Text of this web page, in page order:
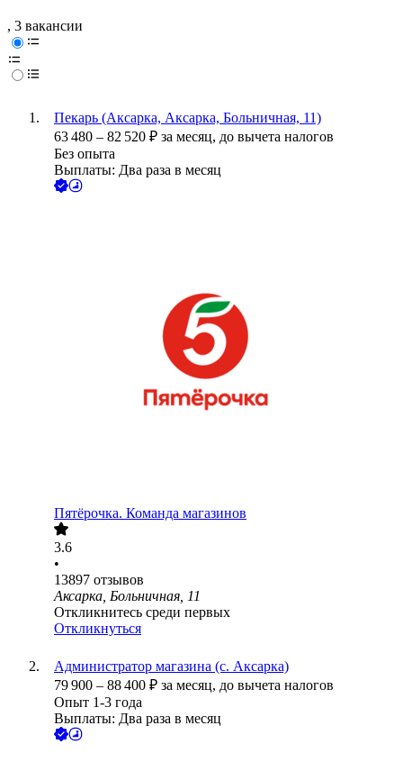
, 3 вакансии
Пекарь (Аксарка, Аксарка, Больничная, 11)
63 480 – 82 520 ₽ за месяц, до вычета налогов
Без опыта
Выплаты: Два раза в месяц
Пятёрочка. Команда магазинов
3.6
•
13897 отзывов
Аксарка, Больничная, 11
Откликнитесь среди первых
Откликнуться
Администратор магазина (с. Аксарка)
79 900 – 88 400 ₽ за месяц, до вычета налогов
Опыт 1-3 года
Выплаты: Два раза в месяц